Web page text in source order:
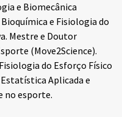
e Biomecânica
e Fisiologia do
Mestre e Doutor
(Move2Science).
do Esforço Físico
Aplicada e
no esporte.